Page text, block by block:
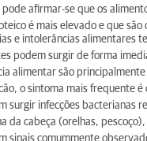
afirmar-se que os
é mais elevado e que são
e intolerâncias alimentares
podem surgir de forma
alimentar são
o sintoma mais frequente
surgir infecções bacterianas
da cabeça (orelhas,